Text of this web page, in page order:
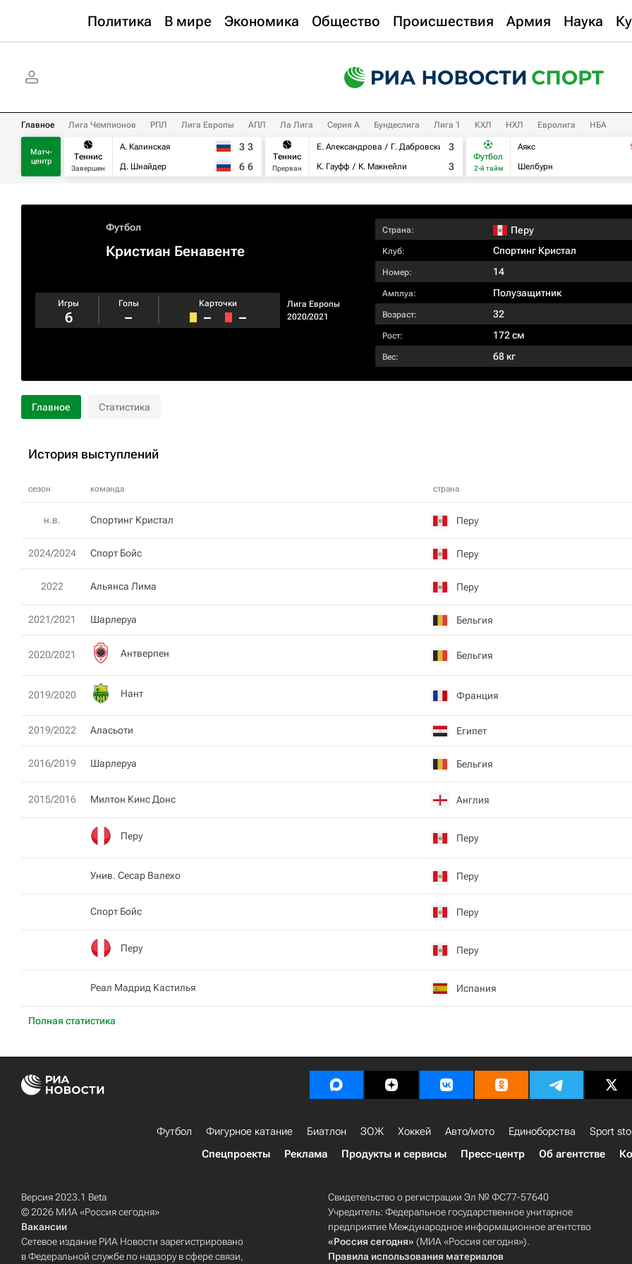
Политика В мире Экономика Общество Происшествия Армия Наука
Главное Лига Чемпионов РПЛ Лига Европы АПЛ Ла Лига Серия А Бундеслига Лига 1 КХЛ НХЛ Евролига НБА
Матч-
центр
Теннис
Завершен
А. Калинская
Д. Шнайдер
3 3
6 6
Теннис
Прерван
Е. Александрова
Г. Дабровски
К. Гауфф
К. Макнейли
3
3
Футбол
2-й тайм
Аякс
Шелбурн
Футбол
Кристиан Бенавенте
Лига Европы
2020/2021
Игры
6
Голы
–
Карточки
– –
Страна: Перу
Клуб: Спортинг Кристал
Номер: 14
Амплуа: Полузащитник
Возраст: 32
Рост: 172 см
Вес: 68 кг
Главное Статистика
История выступлений
сезон команда страна
Полная статистика
н.в. Спортинг Кристал Перу
2024/2024 Спорт Бойс Перу
2022 Альянса Лима Перу
2021/2021 Шарлеруа Бельгия
2020/2021 Антверпен Бельгия
2019/2020 Нант Франция
2019/2022 Аласьоти Египет
2016/2019 Шарлеруа Бельгия
2015/2016 Милтон Кинс Донс Англия
Перу Перу
Унив. Сесар Валехо Перу
Спорт Бойс Перу
Перу Перу
Реал Мадрид Кастилья Испания
Футбол Фигурное катание Биатлон ЗОЖ Хоккей Авто/мото Единоборства Sport
Спецпроекты
Реклама Продукты и сервисы Пресс-центр Об агентстве
Версия 2023.1 Beta
© 2026 МИА «Россия сегодня»
Вакансии
Сетевое издание РИА Новости зарегистрировано
в Федеральной службе по надзору в сфере связи,
Свидетельство о регистрации Эл № ФС77-57640
Учредитель: Федеральное государственное унитарное
предприятие Международное информационное агентство
«Россия сегодня» (МИА «Россия сегодня»).
Правила использования материалов